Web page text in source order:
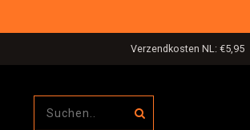
Verzendkosten NL: €5,95